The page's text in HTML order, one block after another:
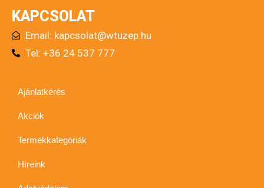
KAPCSOLAT
Email: kapcsolat@wtuzep.hu
Tel: +36 24 537 777
Ajánlatkérés
Akciók
Termékkategóriák
Híreink